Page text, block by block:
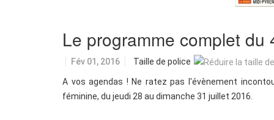
Le programme complet du
Fév 01, 2016 Taille de police
A vos agendas ! Ne ratez pas l'évènement
féminine, du jeudi 28 au dimanche 31 juillet 2016.